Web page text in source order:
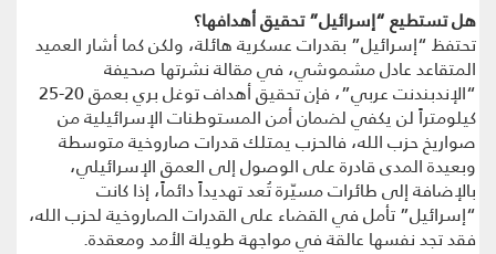
هل تستطيع “إسرائيل” تحقيق أهدافها؟
تحتفظ “إسرائيل” بقدرات عسكرية هائلة، ولكن كما أشار العميد
المتقاعد عادل مشموشي، في مقالة نشرتها صحيفة
“الإندبندنت عربي”، فإن تحقيق أهداف توغل بري بعمق 20-25
كيلومتراً لن يكفي لضمان أمن المستوطنات الإسرائيلية من
صواريخ حزب الله، فالحزب يمتلك قدرات صاروخية متوسطة
وبعيدة المدى قادرة على الوصول إلى العمق الإسرائيلي،
بالإضافة إلى طائرات مسيّرة تُعد تهديداً دائماً، إذا كانت
“إسرائيل” تأمل في القضاء على القدرات الصاروخية لحزب الله،
فقد تجد نفسها عالقة في مواجهة طويلة الأمد ومعقدة.